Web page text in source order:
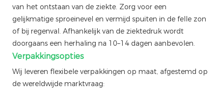
van het ontstaan ​​van de ziekte. Zorg voor een
gelijkmatige sproeinevel en vermijd spuiten in de felle zon
of bij regenval. Afhankelijk van de ziektedruk wordt
doorgaans een herhaling na 10–14 dagen aanbevolen.
Verpakkingsopties
Wij leveren flexibele verpakkingen op maat, afgestemd op
de wereldwijde marktvraag: